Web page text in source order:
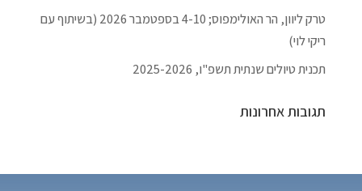
טרק ליוון, הר האולימפוס; 4-10 בספטמבר 2026 (בשיתוף עם
ריקי לוי)
תכנית טיולים שנתית תשפ"ו, 2025-2026
תגובות אחרונות